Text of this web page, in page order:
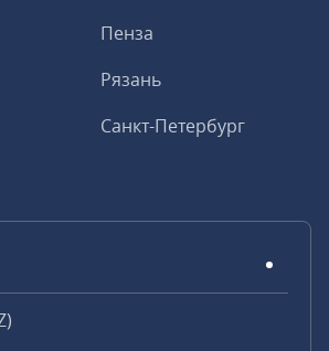
Пенза
Рязань
Санкт-Петербург